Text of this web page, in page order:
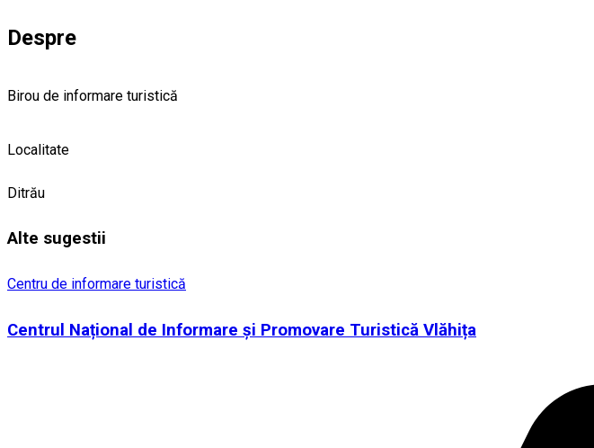
Despre
Birou de informare turistică
Localitate
Ditrău
Alte sugestii
Centru de informare turistică
Centrul Național de Informare și Promovare Turistică Vlăhița